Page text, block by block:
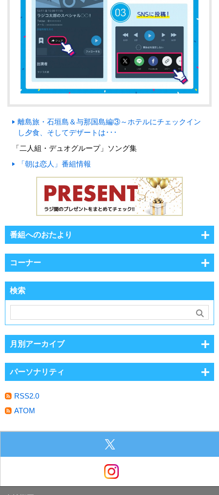
離島旅・石垣島＆与那国島編③～ホテルにチェックイン
し夕食、そしてデザートは･･･
「二人組・デュオグループ」ソング集
「朝は恋人」番組情報
番組へのおたより
コーナー
検索
月別アーカイブ
パーソナリティ
RSS2.0
ATOM